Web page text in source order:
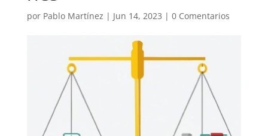
por Pablo Martínez | Jun 14, 2023 | 0 Comentarios